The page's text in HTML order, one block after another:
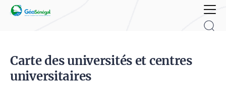
Rechercher :
Carte des universités et centres
universitaires